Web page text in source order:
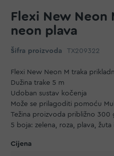
Flexi New Neon
neon plava
Šifra proizvoda TX209322
Flexi New Neon M traka
Dužina trake 5 m
Udoban sustav kočenja
Može se prilagoditi pomoću
Težina proizvoda približno 300
5 boja: zelena, roza, plava, žuta